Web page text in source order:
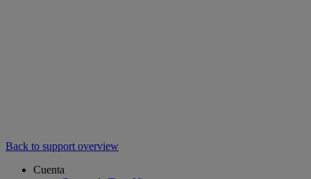
Back to support overview
Cuenta